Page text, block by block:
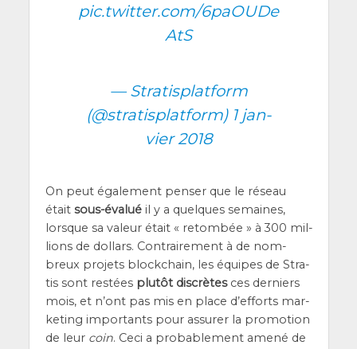
pic.twitter.com/6paOUDe
AtS
— Stra­tis­plat­form
(@stratisplatform) 1 jan­
vier 2018
On peut éga­le­ment pen­ser que le réseau
était sous-éva­luéil y a quelques semaines,
lorsque sa valeur était « retom­bée » à 300 mil­
lions de dol­lars. Contrai­re­ment à de nom­
breux pro­jets blo­ck­chain, les équipes de Stra­
tis sont res­tées plu­tôt dis­crètesces der­niers
mois, et n’ont pas mis en place d’ef­forts mar­
ke­ting impor­tants pour assu­rer la pro­mo­tion
de leur coin. Ceci a pro­ba­ble­ment ame­né de